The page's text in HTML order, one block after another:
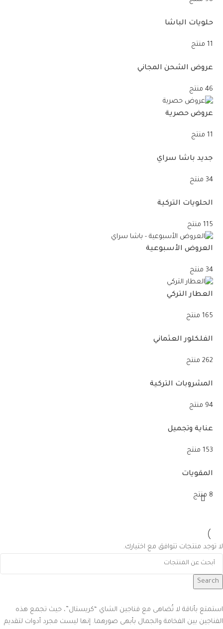
حلويات الباشا
11 منتج
عروض الشحن المجاني
46 منتج
عروض حصرية
11 منتج
جديد باشا سراي
34 منتج
الحلويات التركية
115 منتج
العروض الأسبوعية
34 منتج
العطار التركي
165 منتج
الفلكلور العثماني
262 منتج
المشروبات التركية
94 منتج
عناية وتجميل
153 منتج
المقويات
8 منتج
لا توجد منتجات تتوافق مع اختيارك.
Search
استمتع بأناقة لا تُضاهى مع فناجين الشاي “كريستال”، حيث تجمع هذه
الفناجين بين الفخامة والجمال بأبهى صورهما. إنها ليست مجرد أدوات لتقديم